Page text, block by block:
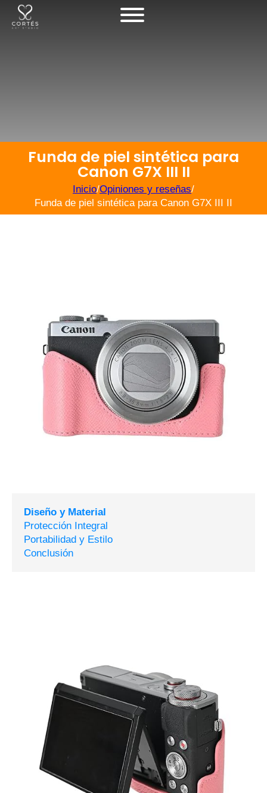
Funda de piel sintética para
Canon G7X III II
Inicio/Opiniones y reseñas/
Funda de piel sintética para Canon G7X III II
Diseño y Material
Protección Integral
Portabilidad y Estilo
Conclusión